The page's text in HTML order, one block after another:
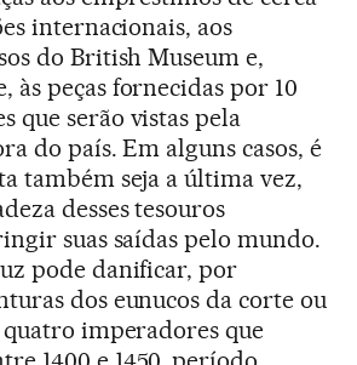
internacionais, aos
do British Museum e,
peças fornecidas por 10
que serão vistas pela
do país. Em alguns casos, é
também seja a última vez,
desses tesouros
suas saídas pelo mundo.
pode danificar, por
dos eunucos da corte ou
imperadores que